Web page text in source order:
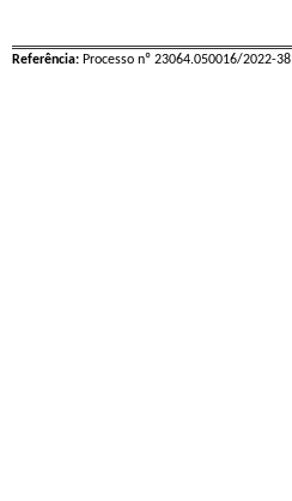
Referência: Processo nº 23064.050016/2022-38